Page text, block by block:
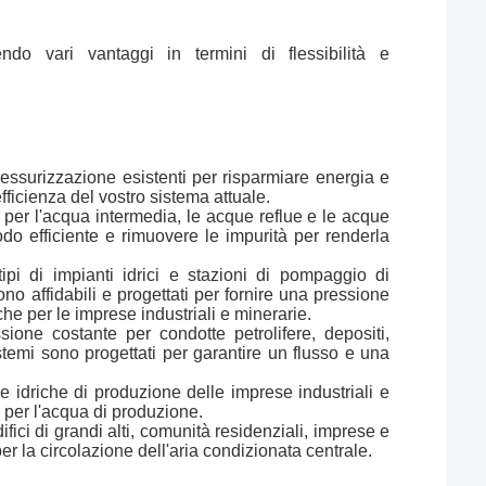
vari vantaggi in termini di flessibilità e
esistenti per risparmiare energia e
del vostro sistema attuale.
l'acqua intermedia, le acque reflue e le acque
efficiente e rimuovere le impurità per renderla
di impianti idrici e stazioni di pompaggio di
affidabili e progettati per fornire una pressione
per le imprese industriali e minerarie.
costante per condotte petrolifere, depositi,
sono progettati per garantire un flusso e una
idriche di produzione delle imprese industriali e
l'acqua di produzione.
di grandi alti, comunità residenziali, imprese e
la circolazione dell'aria condizionata centrale.